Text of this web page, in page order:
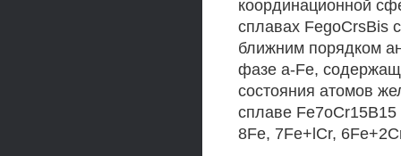
координационной
сплавах FegoCrsBis
ближним порядком
фазе a-Fe,
состояния атомов
сплаве
8Fe, 7Fe+lCr,